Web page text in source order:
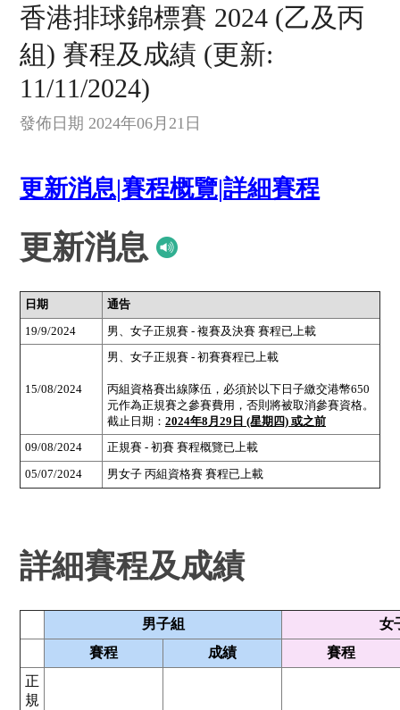
香港排球錦標賽 2024 (乙及丙
組) 賽程及成績 (更新:
11/11/2024)
發佈日期 2024年06月21日
更新消息|賽程概覽|詳細賽程
更新消息
日期
通告
19/9/2024
男、女子正規賽 - 複賽及決賽 賽程已上載
15/08/2024
男、女子正規賽 - 初賽賽程已上載
丙組資格賽出線隊伍，必須於以下日子繳交港幣650
元作為正規賽之參賽費用，否則將被取消參賽資格。
截止日期： 2024年8月29日 (星期四) 或之前
09/08/2024
正規賽 - 初賽 賽程概覽已上載
05/07/2024
男女子 丙組資格賽 賽程已上載
詳細賽程及成績
男子組
女
賽程
成績
賽程
正
規